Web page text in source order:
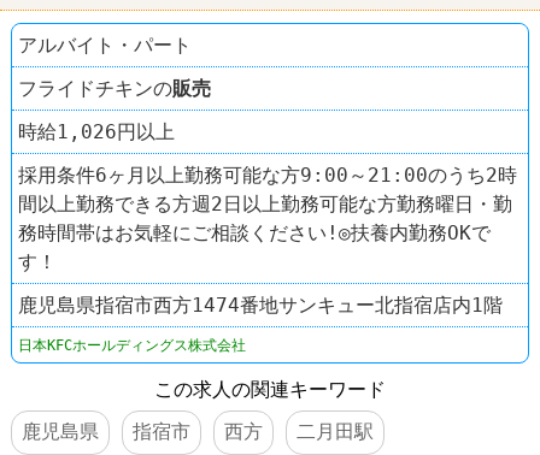
アルバイト・パート
フライドチキンの販売
時給1,026円以上
採用条件6ヶ月以上勤務可能な方9:00～21:00のうち2時
間以上勤務できる方週2日以上勤務可能な方勤務曜日・勤
務時間帯はお気軽にご相談ください!◎扶養内勤務OKで
す！
鹿児島県指宿市西方1474番地サンキュー北指宿店内1階
日本KFCホールディングス株式会社
この求人の関連キーワード
鹿児島県
指宿市 西方 二月田駅